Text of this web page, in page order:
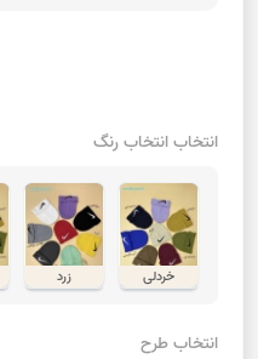
انتخاب انتخاب رنگ
خردلی زرد
انتخاب طرح